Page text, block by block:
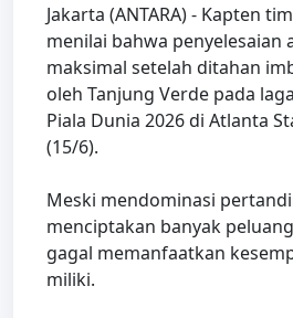
Jakarta (ANTARA) - Kapten
menilai bahwa penyelesaian
maksimal setelah ditahan
oleh Tanjung Verde pada
Piala Dunia 2026 di Atlanta
(15/6).
Meski mendominasi
menciptakan banyak
gagal memanfaatkan
miliki.